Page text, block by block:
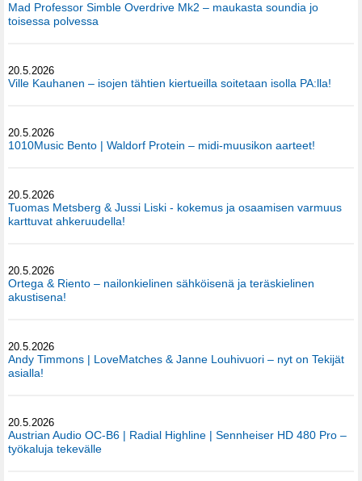
Mad Professor Simble Overdrive Mk2 – maukasta soundia jo
toisessa polvessa
20.5.2026
Ville Kauhanen – isojen tähtien kiertueilla soitetaan isolla PA:lla!
20.5.2026
1010Music Bento | Waldorf Protein – midi-muusikon aarteet!
20.5.2026
Tuomas Metsberg & Jussi Liski - kokemus ja osaamisen varmuus
karttuvat ahkeruudella!
20.5.2026
Ortega & Riento – nailonkielinen sähköisenä ja teräskielinen
akustisena!
20.5.2026
Andy Timmons | LoveMatches & Janne Louhivuori – nyt on Tekijät
asialla!
20.5.2026
Austrian Audio OC-B6 | Radial Highline | Sennheiser HD 480 Pro –
työkaluja tekevälle